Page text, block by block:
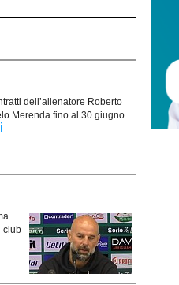
dell’allenatore Roberto
Merenda fino al 30 giugno
club